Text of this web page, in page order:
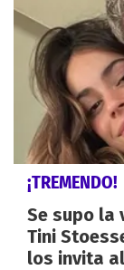
¡TREMENDO!
Se supo la
Tini
los invita